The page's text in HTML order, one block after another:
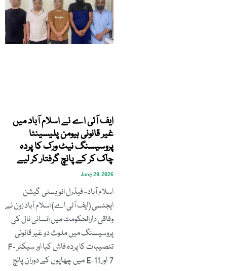
ایف آئی اے نے اسلام آباد میں
غیر قانونی ہیومن پلیسینٹا
پروسیسنگ نیٹ ورک کا پردہ
چاک کر کے پانچ گرفتار کر لیے
June 28, 2026
اسلام آباد- فیڈرل انویسٹی گیشن
ایجنسی (ایف آئی اے) اسلام آباد زون نے
وفاقی دارالحکومت میں انسانی نال کی
پروسیسنگ میں ملوث دو غیر قانونی
تنصیبات کا پردہ فاش کیا اور سیکٹر F-
7 اور E-11 میں چھاپوں کے دوران پانچ